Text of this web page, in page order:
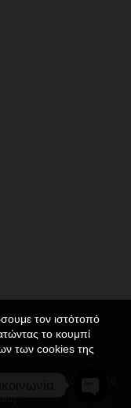
❤️ & Πολλούς ☕ από
τον ιστότοπό
το κουμπί
των cookies της